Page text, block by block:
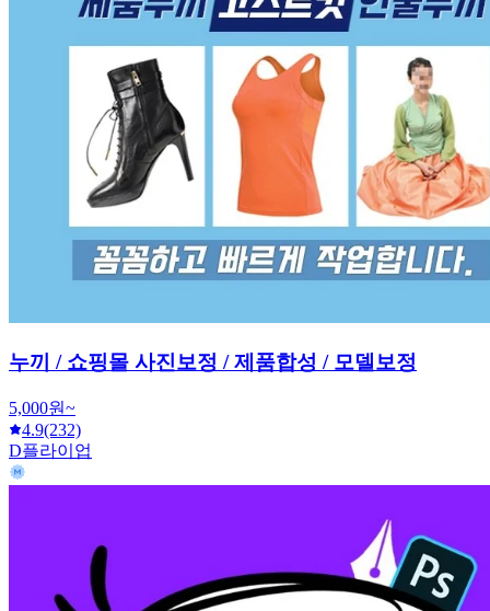
누끼 / 쇼핑몰 사진보정 / 제품합성 / 모델보정
5,000원~
4.9(232)
D플라이업